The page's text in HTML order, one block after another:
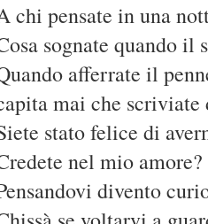
chi pensate in una
sognate quando il
afferrate il
mai che scriviate
stato felice di
nel mio amore?
divento